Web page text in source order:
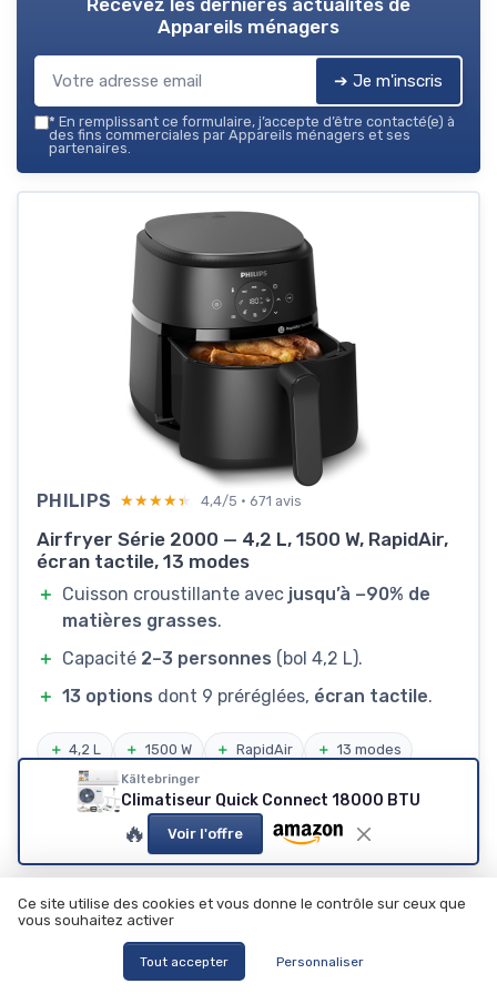
Appareils ménagers
➔ Je m'inscris
* En remplissant ce formulaire, j’accepte d’être contacté(e) à
des fins commerciales par Appareils ménagers et ses
partenaires.
PHILIPS ★★★★★
★★★★★ 4,4/5 · 671 avis
Airfryer Série 2000 — 4,2 L, 1500 W, RapidAir,
écran tactile, 13 modes
＋ Cuisson croustillante avec jusqu’à −90% de
matières grasses.
＋ Capacité 2–3 personnes (bol 4,2 L).
＋ 13 options dont 9 préréglées, écran tactile.
＋ 4,2 L ＋ 1500 W ＋ RapidAir ＋ 13 modes
Voir le prix sur Amazon ↗️
Ajoutez-nous à vos sources préférées sur Google
Kältebringer
Climatiseur Quick Connect 18000 BTU
🔥 Voir l'offre
Ce site utilise des cookies et vous donne le contrôle sur ceux que
vous souhaitez activer
Tout accepter Personnaliser